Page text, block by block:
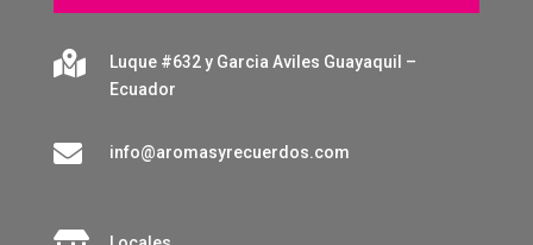

Luque #632 y Garcia Aviles Guayaquil –
Ecuador
 info@aromasyrecuerdos.com